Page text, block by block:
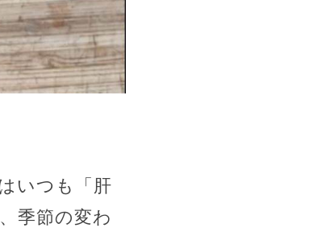
いつも「肝
季節の変わ